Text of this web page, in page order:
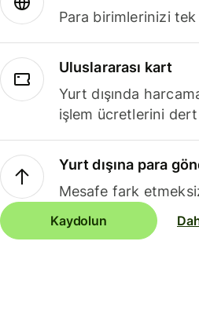
Para birimlerinizi
Uluslararası kart
Yurt dışında
işlem ücretlerini
Yurt dışına para
Mesafe fark
Kaydolun